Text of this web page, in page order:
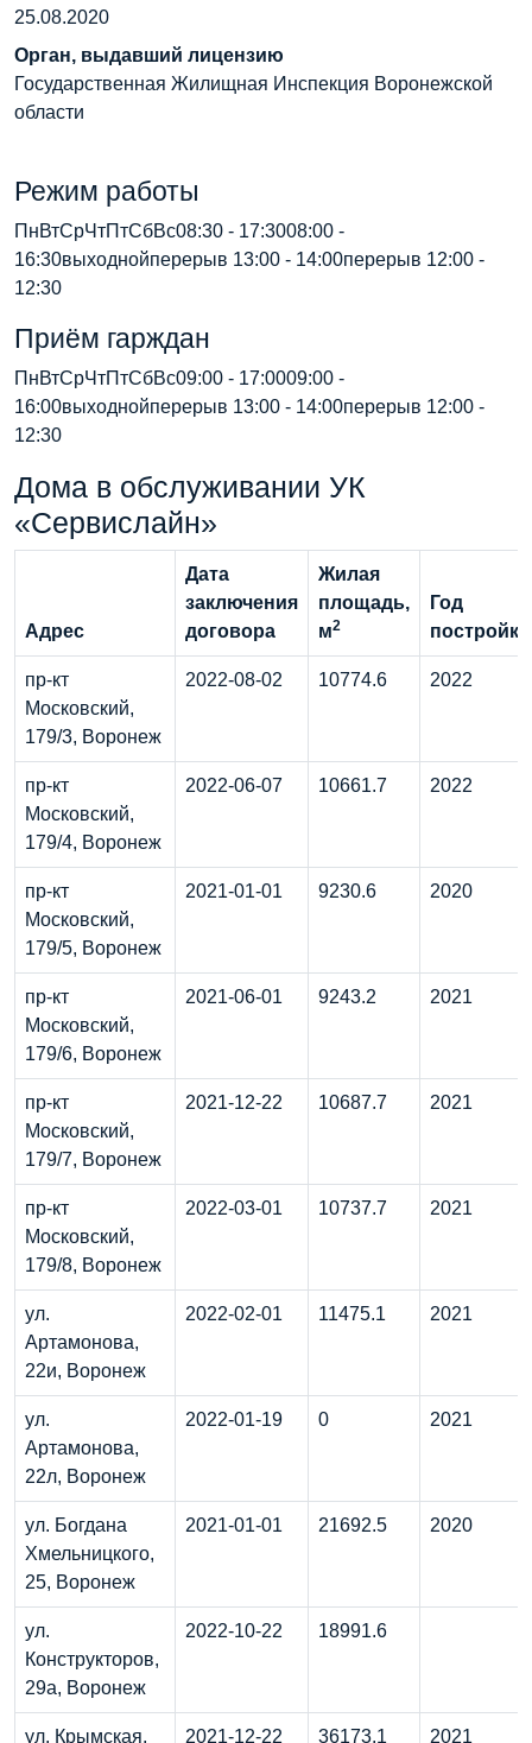
25.08.2020
Орган, выдавший лицензию
Государственная Жилищная Инспекция Воронежской
области
Режим работы
ПнВтСрЧтПтСбВс08:30 - 17:3008:00 -
16:30выходнойперерыв 13:00 - 14:00перерыв 12:00 -
12:30
Приём гарждан
ПнВтСрЧтПтСбВс09:00 - 17:0009:00 -
16:00выходнойперерыв 13:00 - 14:00перерыв 12:00 -
12:30
Дома в обслуживании УК
«Сервислайн»
Адрес
Дата
заключения
договора
Жилая
площадь,
м2
Год
постройки
пр-кт
Московский,
179/3, Воронеж
2022-08-02 10774.6 2022
пр-кт
Московский,
179/4, Воронеж
2022-06-07 10661.7 2022
пр-кт
Московский,
179/5, Воронеж
2021-01-01 9230.6 2020
пр-кт
Московский,
179/6, Воронеж
2021-06-01 9243.2 2021
пр-кт
Московский,
179/7, Воронеж
2021-12-22 10687.7 2021
пр-кт
Московский,
179/8, Воронеж
2022-03-01 10737.7 2021
ул.
Артамонова,
22и, Воронеж
2022-02-01 11475.1 2021
ул.
Артамонова,
22л, Воронеж
2022-01-19 0 2021
ул. Богдана
Хмельницкого,
25, Воронеж
2021-01-01 21692.5 2020
ул.
Конструкторов,
29а, Воронеж
2022-10-22 18991.6
ул. Крымская, 2021-12-22 36173.1 2021